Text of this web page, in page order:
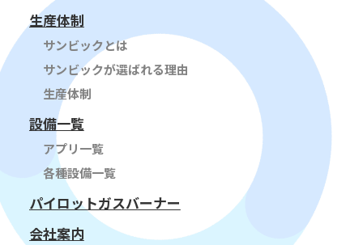
生産体制
サンビックとは
サンビックが選ばれる理由
生産体制
設備一覧
アプリ一覧
各種設備一覧
パイロットガスバーナー
会社案内